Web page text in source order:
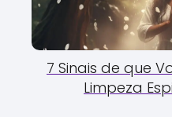
7 Sinais de que
Limpeza